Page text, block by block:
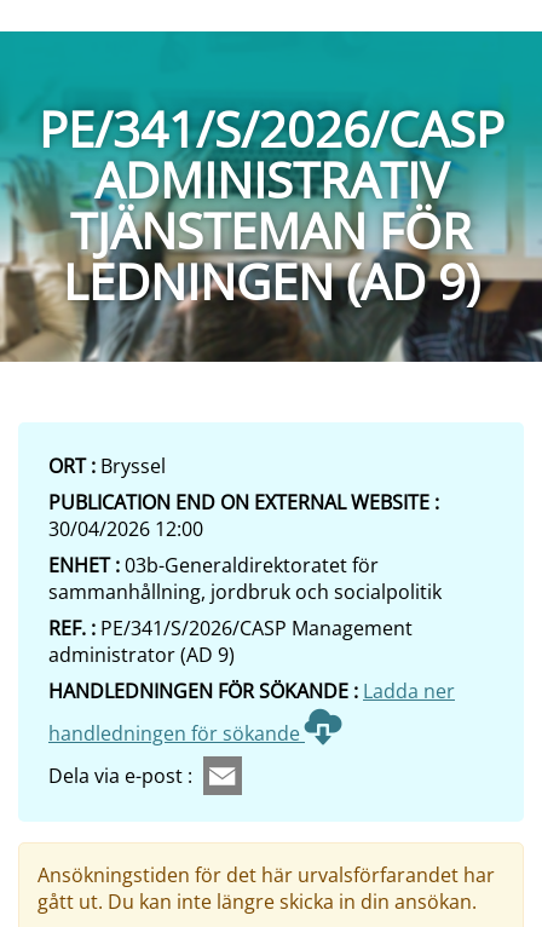
PE/341/S/2026/CASP
ADMINISTRATIV
TJÄNSTEMAN FÖR
LEDNINGEN (AD 9)
ORT : Bryssel
PUBLICATION END ON EXTERNAL WEBSITE :
30/04/2026 12:00
ENHET :03b-Generaldirektoratet för
sammanhållning, jordbruk och socialpolitik
REF. : PE/341/S/2026/CASP Management
administrator (AD 9)
HANDLEDNINGEN FÖR SÖKANDE : Ladda ner
handledningen för sökande
Dela via e-post :
Ansökningstiden för det här urvalsförfarandet har
gått ut. Du kan inte längre skicka in din ansökan.